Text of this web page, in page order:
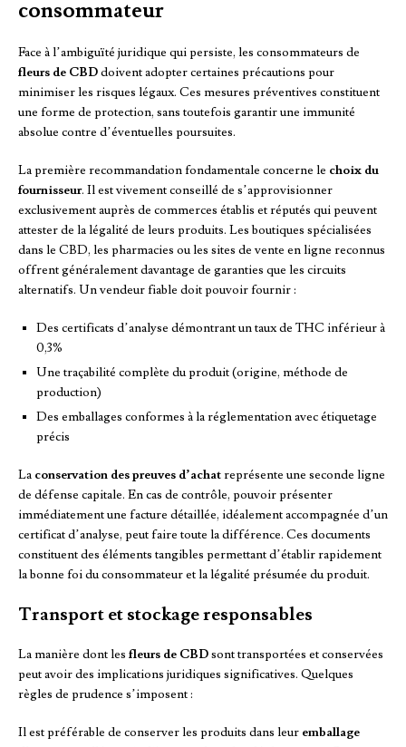
consommateur
Face à l’ambiguïté juridique qui persiste, les consommateurs de
fleurs de CBDdoivent adopter certaines précautions pour
minimiser les risques légaux. Ces mesures préventives constituent
une forme de protection, sans toutefois garantir une immunité
absolue contre d’éventuelles poursuites.
La première recommandation fondamentale concerne le choix du
fournisseur. Il est vivement conseillé de s’approvisionner
exclusivement auprès de commerces établis et réputés qui peuvent
attester de la légalité de leurs produits. Les boutiques spécialisées
dans le CBD, les pharmacies ou les sites de vente en ligne reconnus
offrent généralement davantage de garanties que les circuits
alternatifs. Un vendeur fiable doit pouvoir fournir :
Des certificats d’analyse démontrant un taux de THC inférieur à
0,3%
Une traçabilité complète du produit (origine, méthode de
production)
Des emballages conformes à la réglementation avec étiquetage
précis
La conservation des preuves d’achatreprésente une seconde ligne
de défense capitale. En cas de contrôle, pouvoir présenter
immédiatement une facture détaillée, idéalement accompagnée d’un
certificat d’analyse, peut faire toute la différence. Ces documents
constituent des éléments tangibles permettant d’établir rapidement
la bonne foi du consommateur et la légalité présumée du produit.
Transport et stockage responsables
La manière dont les fleurs de CBDsont transportées et conservées
peut avoir des implications juridiques significatives. Quelques
règles de prudence s’imposent :
Il est préférable de conserver les produits dans leur emballage